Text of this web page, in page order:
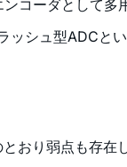
コーダとして多
シュ型ADCと
おり弱点も存